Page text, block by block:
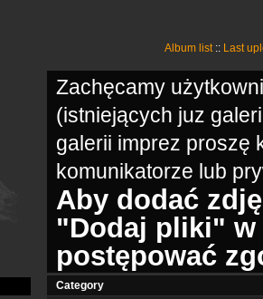
Album list:: Last
Zachęcamy
(istniejących juz
galerii imprez proszę
komunikatorze lub
Aby dodać
"Dodaj pliki" w
postępować
Category